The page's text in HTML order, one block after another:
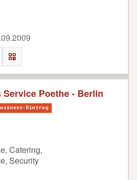
Poethe - Berlin
Eintrag
Catering,
Security